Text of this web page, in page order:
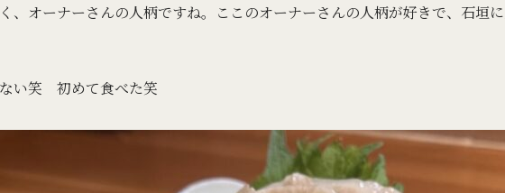
、オーナーさんの人柄ですね。ここのオーナーさんの人柄が好きで、石
い笑 初めて食べた笑